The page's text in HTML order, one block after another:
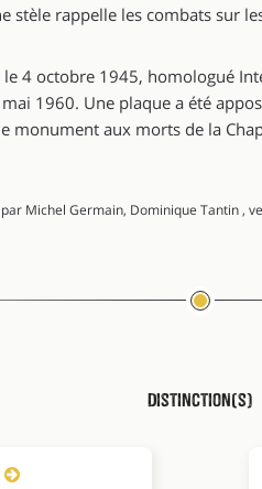
stèle rappelle les combats sur
le 4 octobre 1945, homologué
1960. Une plaque a été
monument aux morts de la
par Michel Germain, Dominique Tantin
Distinction(s)